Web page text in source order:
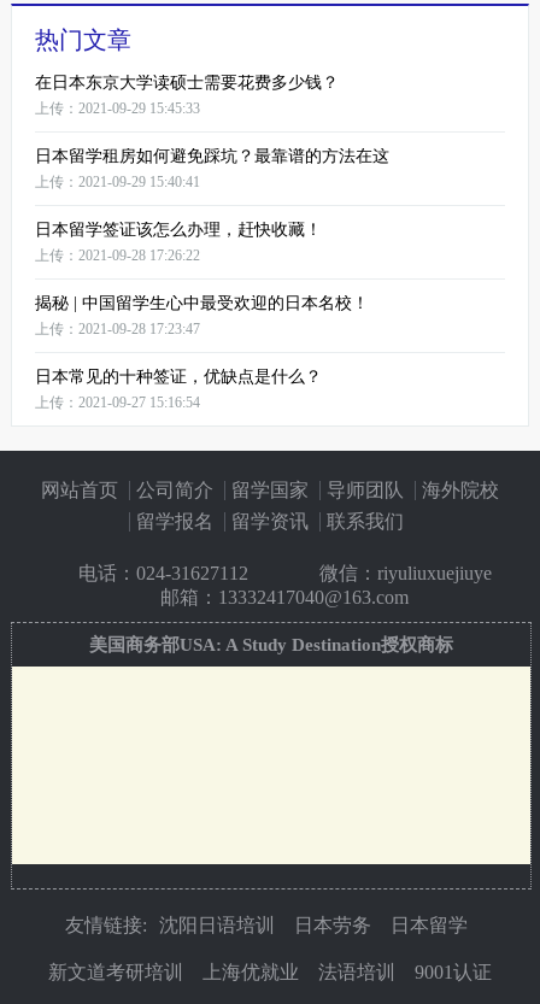
热门文章
在日本东京大学读硕士需要花费多少钱？
上传：2021-09-29 15:45:33
日本留学租房如何避免踩坑？最靠谱的方法在这
上传：2021-09-29 15:40:41
日本留学签证该怎么办理，赶快收藏！
上传：2021-09-28 17:26:22
揭秘 | 中国留学生心中最受欢迎的日本名校！
上传：2021-09-28 17:23:47
日本常见的十种签证，优缺点是什么？
上传：2021-09-27 15:16:54
网站首页 公司简介 留学国家 导师团队
海外院校
留学报名
留学资讯 联系我们
电话： 024-31627112
微信：riyuliuxuejiuye
邮箱：13332417040@163.com
美国商务部USA: A Study Destination授权商标
友情链接: 沈阳日语培训 日本劳务 日本留学
新文道考研培训 上海优就业 法语培训 9001认证